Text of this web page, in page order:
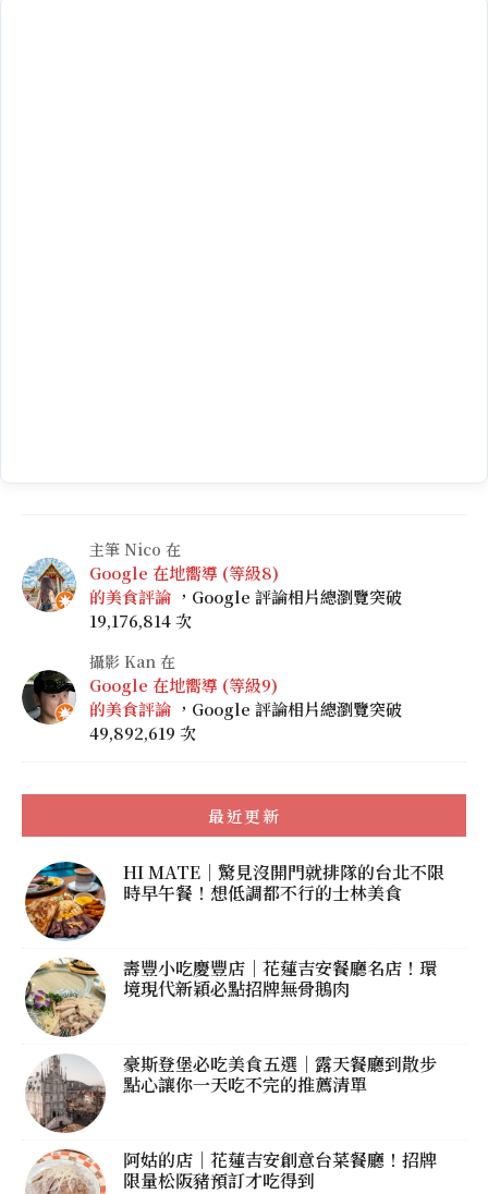
主筆 Nico 在
Google 在地嚮導 (等級8)
的美食評論 ，Google 評論相片總瀏覽突破
19,176,814 次
攝影 Kan 在
Google 在地嚮導 (等級9)
的美食評論 ，Google 評論相片總瀏覽突破
49,892,619 次
最近更新
HI MATE｜驚見沒開門就排隊的台北不限
時早午餐！想低調都不行的士林美食
壽豐小吃慶豐店｜花蓮吉安餐廳名店！環
境現代新穎必點招牌無骨鵝肉
豪斯登堡必吃美食五選｜露天餐廳到散步
點心讓你一天吃不完的推薦清單
阿姑的店｜花蓮吉安創意台菜餐廳！招牌
限量松阪豬預訂才吃得到